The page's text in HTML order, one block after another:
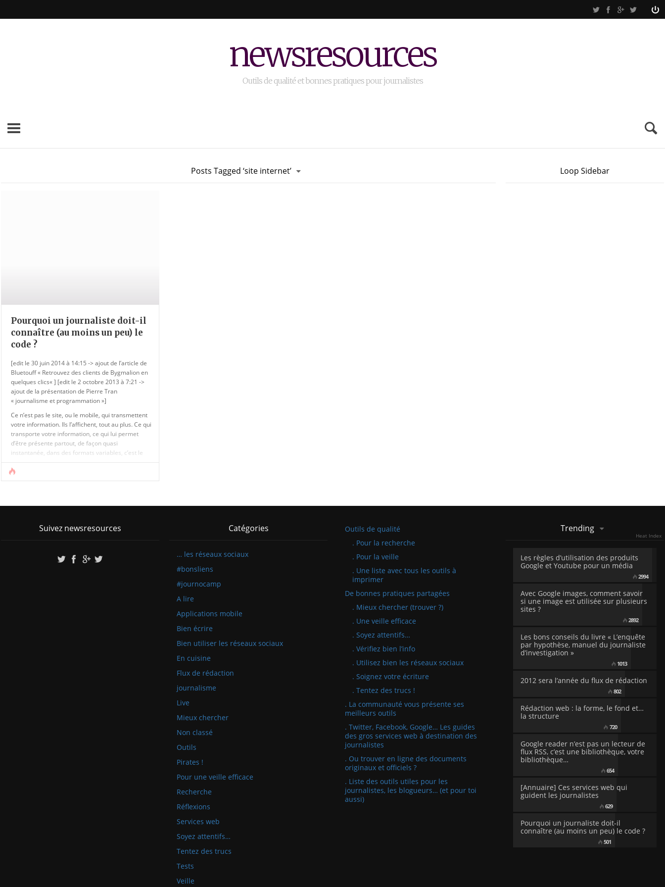
newsresources
Outils de qualité et bonnes pratiques pour journalistes
Posts Tagged ‘site internet’
Pourquoi un journaliste doit-il
connaître (au moins un peu) le
code ?
[edit le 30 juin 2014 à 14:15 -> ajout de l’article de
Bluetouff « Retrouvez des clients de Bygmalion en
quelques clics« ] [edit le 2 octobre 2013 à 7:21 ->
ajout de la présentation de Pierre Tran
« journalisme et programmation »]
Ce n’est pas le site, ou le mobile, qui transmettent
votre information. Ils l’affichent, tout au plus. Ce qui
transporte votre information, ce qui lui permet
d’être présente partout, de façon quasi
instantanée, dans des formats variables, c’est le
code. Le code, un petit mot pour un grand
ensemble de logiques et de langages qui font le
contenu du web.
[...]
Loop Sidebar
Suivez newsresources Catégories
… les réseaux sociaux
#bonsliens
#journocamp
A lire
Applications mobile
Bien écrire
Bien utiliser les réseaux sociaux
En cuisine
Flux de rédaction
journalisme
Live
Mieux chercher
Non classé
Outils
Pirates !
Pour une veille efficace
Recherche
Réflexions
Services web
Soyez attentifs…
Tentez des trucs
Tests
Veille
Outils de qualité
. Pour la recherche
. Pour la veille
. Une liste avec tous les outils à
imprimer
De bonnes pratiques partagées
. Mieux chercher (trouver ?)
. Une veille efficace
. Soyez attentifs…
. Vérifiez bien l’info
. Utilisez bien les réseaux sociaux
. Soignez votre écriture
. Tentez des trucs !
. La communauté vous présente ses
meilleurs outils
. Twitter, Facebook, Google… Les guides
des gros services web à destination des
journalistes
. Ou trouver en ligne des documents
originaux et officiels ?
. Liste des outils utiles pour les
journalistes, les blogueurs… (et pour toi
aussi)
Trending
Heat Index
Les règles d’utilisation des produits
Google et Youtube pour un média
2994
Avec Google images, comment savoir
si une image est utilisée sur plusieurs
sites ?
2892
Les bons conseils du livre « L’enquête
par hypothèse, manuel du journaliste
d’investigation »
1013
2012 sera l’année du flux de rédaction
802
Rédaction web : la forme, le fond et…
la structure
720
Google reader n’est pas un lecteur de
flux RSS, c’est une bibliothèque, votre
bibliothèque…
654
[Annuaire] Ces services web qui
guident les journalistes
629
Pourquoi un journaliste doit-il
connaître (au moins un peu) le code ?
501